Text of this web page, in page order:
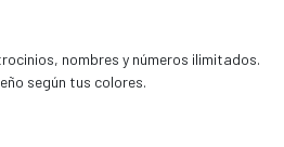
nombres y números ilimitados.
según tus colores.